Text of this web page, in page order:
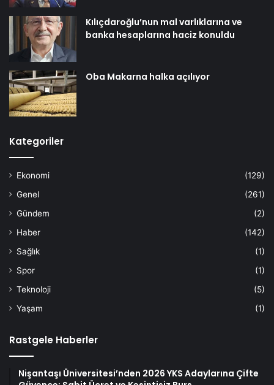
Kılıçdaroğlu’nun mal varlıklarına ve
banka hesaplarına haciz konuldu
Oba Makarna halka açılıyor
Kategoriler
Ekonomi
(129)
Genel
(261)
Gündem
(2)
Haber
(142)
Sağlık
(1)
Spor
(1)
Teknoloji
(5)
Yaşam
(1)
Rastgele Haberler
Nişantaşı Üniversitesi’nden 2026 YKS Adaylarına Çifte